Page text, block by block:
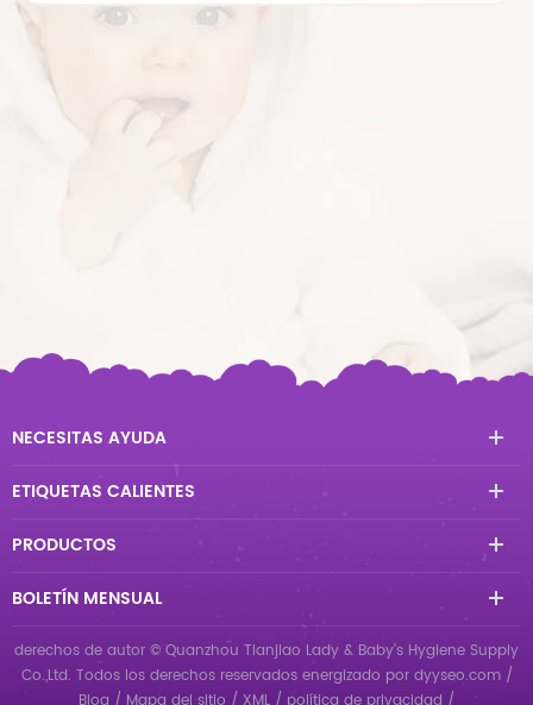
NECESITAS AYUDA
ETIQUETAS CALIENTES
PRODUCTOS
BOLETÍN MENSUAL
derechos de autor © Quanzhou Tianjiao Lady & Baby's Hygiene Supply
Co.,Ltd. Todos los derechos reservados energizado por dyyseo.com /